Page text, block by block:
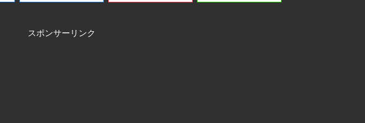
スポンサーリンク